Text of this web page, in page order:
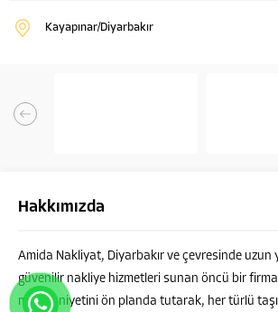
Kayapınar/Diyarbakır
Hakkımızda
Amida Nakliyat, Diyarbakır ve çevresinde uzun
güvenilir nakliye hizmetleri sunan öncü bir
memnuniyetini ön planda tutarak, her türlü